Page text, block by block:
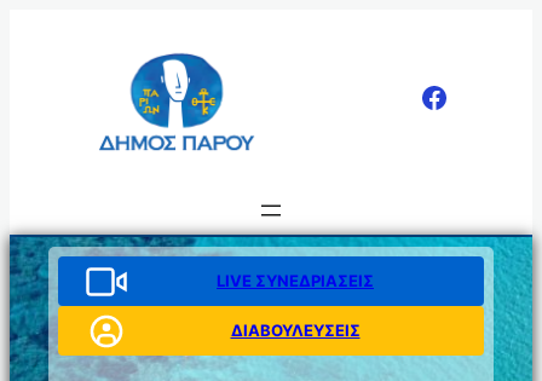
LIVE ΣΥΝΕΔΡΙΑΣΕΙΣ
ΔΙΑΒΟΥΛΕΥΣΕΙΣ